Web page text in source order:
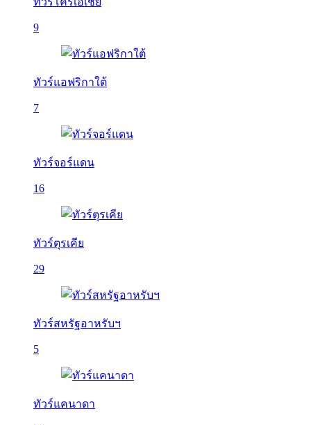
9
ทัวร์แอฟริกาใต้
7
ทัวร์จอร์แดน
16
ทัวร์ตุรเคีย
29
ทัวร์สหรัฐอาหรับฯ
5
ทัวร์แคนาดา